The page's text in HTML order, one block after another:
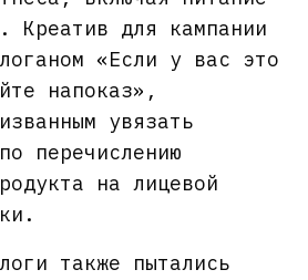
Креатив для кампании
«Если у вас это
напоказ»,
увязать
перечислению
на лицевой
также пытались